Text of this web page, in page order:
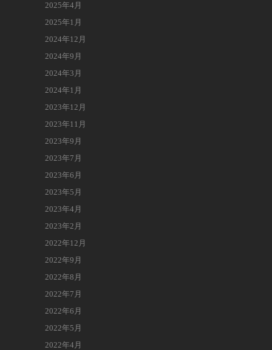
2025年4月
2025年1月
2024年12月
2024年9月
2024年3月
2024年1月
2023年12月
2023年11月
2023年9月
2023年7月
2023年6月
2023年5月
2023年4月
2023年2月
2022年12月
2022年9月
2022年8月
2022年7月
2022年6月
2022年5月
2022年4月